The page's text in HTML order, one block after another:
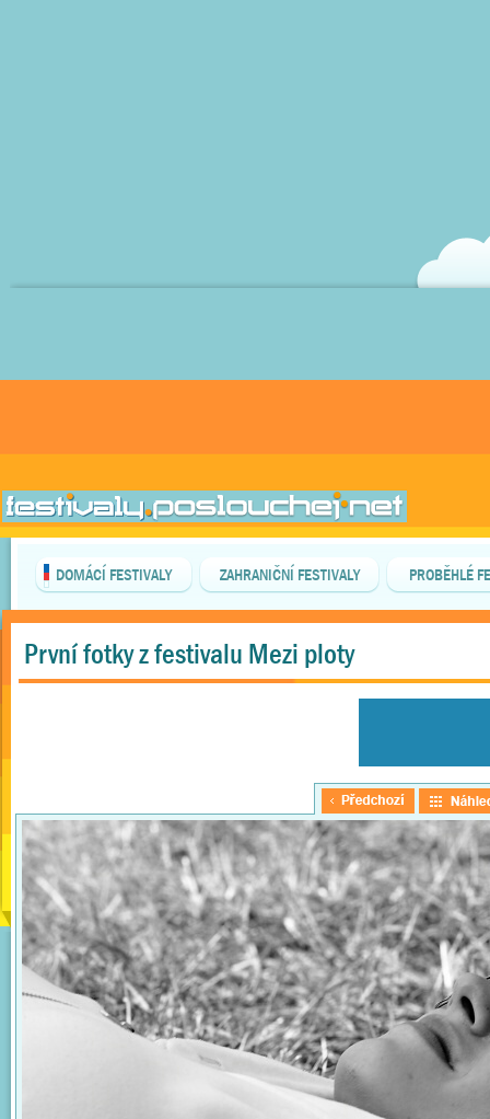
DOMÁCÍ FESTIVALY ZAHRANIČNÍ FESTIVALY PROBĚHLÉ
První fotky z festivalu Mezi ploty